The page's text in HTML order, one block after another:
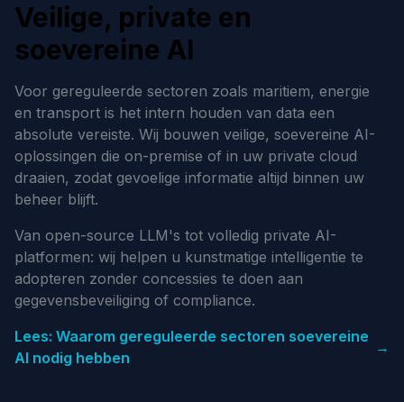
Veilige, private en
soevereine AI
Voor gereguleerde sectoren zoals maritiem, energie
en transport is het intern houden van data een
absolute vereiste. Wij bouwen veilige, soevereine AI-
oplossingen die on-premise of in uw private cloud
draaien, zodat gevoelige informatie altijd binnen uw
beheer blijft.
Van open-source LLM's tot volledig private AI-
platformen: wij helpen u kunstmatige intelligentie te
adopteren zonder concessies te doen aan
gegevensbeveiliging of compliance.
Lees: Waarom gereguleerde sectoren soevereine
AI nodig hebben
→